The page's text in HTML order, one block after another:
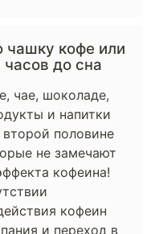
кофе или
до сна
чае, шоколаде,
и напитки
половине
не замечают
кофеина!
кофеин
и переход в